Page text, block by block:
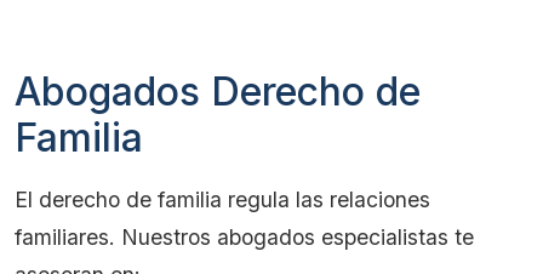
Abogados Derecho de
Familia
El derecho de familia regula las relaciones
familiares. Nuestros abogados especialistas te